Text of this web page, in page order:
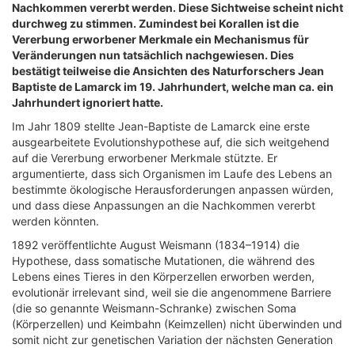
Nachkommen vererbt werden. Diese Sichtweise scheint nicht
durchweg zu stimmen. Zumindest bei Korallen ist die
Vererbung erworbener Merkmale ein Mechanismus für
Veränderungen nun tatsächlich nachgewiesen. Dies
bestätigt teilweise die Ansichten des Naturforschers Jean
Baptiste de Lamarck im 19. Jahrhundert, welche man ca. ein
Jahrhundert ignoriert hatte.
Im Jahr 1809 stellte Jean-Baptiste de Lamarck eine erste
ausgearbeitete Evolutionshypothese auf, die sich weitgehend
auf die Vererbung erworbener Merkmale stützte. Er
argumentierte, dass sich Organismen im Laufe des Lebens an
bestimmte ökologische Herausforderungen anpassen würden,
und dass diese Anpassungen an die Nachkommen vererbt
werden könnten.
1892 veröffentlichte August Weismann (1834–1914) die
Hypothese, dass somatische Mutationen, die während des
Lebens eines Tieres in den Körperzellen erworben werden,
evolutionär irrelevant sind, weil sie die angenommene Barriere
(die so genannte Weismann-Schranke) zwischen Soma
(Körperzellen) und Keimbahn (Keimzellen) nicht überwinden und
somit nicht zur genetischen Variation der nächsten Generation